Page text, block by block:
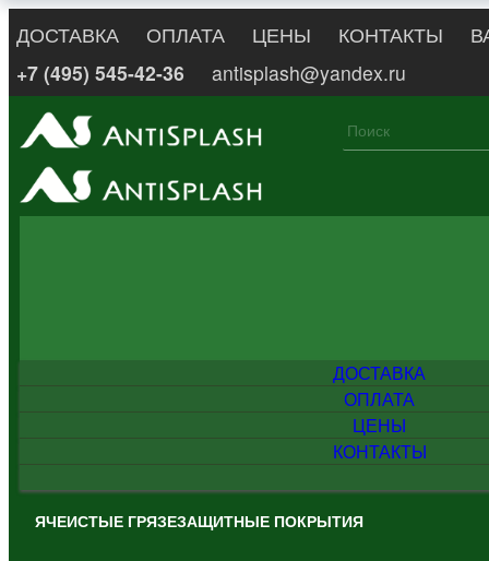
ДОСТАВКА ОПЛАТА ЦЕНЫ КОНТАКТЫ
+7 (495) 545-42-36
antisplash@yandex.ru
ДОСТАВКА
ОПЛАТА
ЦЕНЫ
КОНТАКТЫ
ЯЧЕИСТЫЕ ГРЯЗЕЗАЩИТНЫЕ ПОКРЫТИЯ